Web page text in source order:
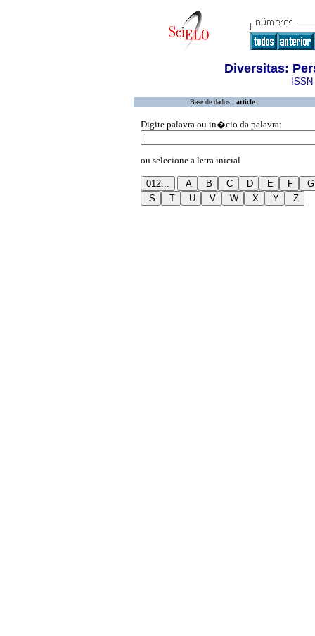
Diversitas:
Base de dados : article
Digite palavra ou in�cio da palavra:
ou selecione a letra inicial